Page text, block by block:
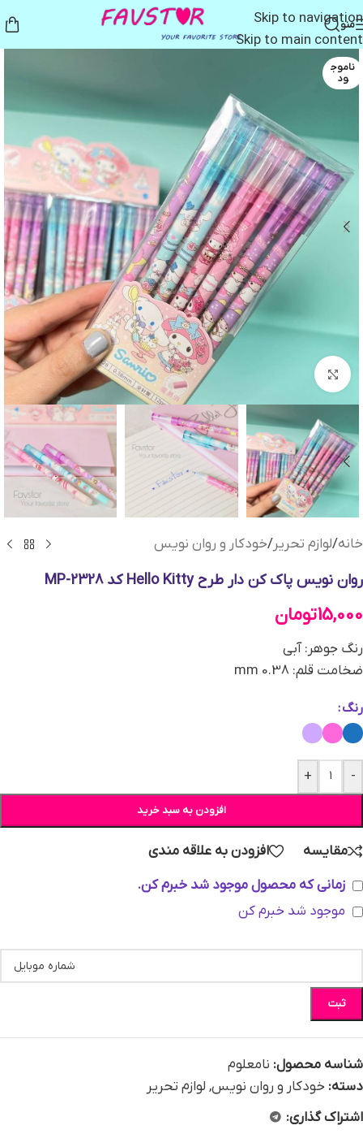
Skip to navigation
Skip to main content
منو
ناموج
ود
بزرگنمایی تصویر
خانه/لوازم تحریر/خودکار و روان نویس
روان نویس پاک کن دار طرح Hello Kitty کد MP-2328
15,000تومان
رنگ جوهر: آبی
ضخامت قلم: 0.38 mm
رنگ
-
+
افزودن به سبد خرید
مقایسه
افزودن به علاقه مندی
زمانی که محصول موجود شد خبرم کن.
موجود شد خبرم کن
ثبت
شناسه محصول: نامعلوم
دسته: خودکار و روان نویس, لوازم تحریر
اشتراک گذاری: